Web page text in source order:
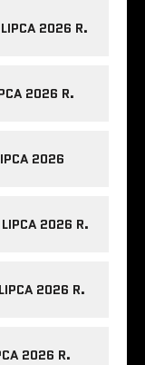
2026 R.
2026 R.
2026
2026 R.
2026 R.
2026 R.